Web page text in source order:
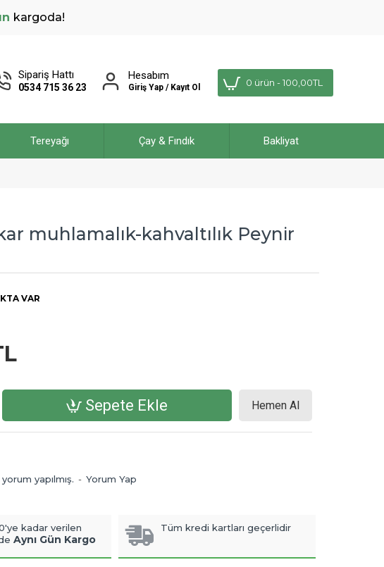
kargoda!
Sipariş Hattı
0534 715 36 23
Hesabım
Giriş Yap / Kayıt Ol 0 ürün - 100,00TL
Tereyağı Çay & Fındık Bakliyat
muhlamalık-kahvaltılık Peynir
VAR
yapılmış. - Yorum Yap
Sepete Ekle Hemen Al
kadar verilen
Aynı Gün Kargo
Tüm kredi kartları geçerlidir